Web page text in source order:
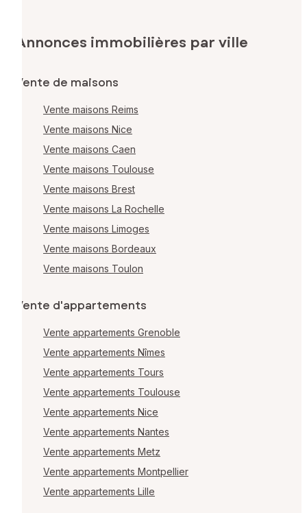
Annonces immobilières par ville
Vente de maisons
Vente maisons Reims
Vente maisons Nice
Vente maisons Caen
Vente maisons Toulouse
Vente maisons Brest
Vente maisons La Rochelle
Vente maisons Limoges
Vente maisons Bordeaux
Vente maisons Toulon
Vente d'appartements
Vente appartements Grenoble
Vente appartements Nîmes
Vente appartements Tours
Vente appartements Toulouse
Vente appartements Nice
Vente appartements Nantes
Vente appartements Metz
Vente appartements Montpellier
Vente appartements Lille